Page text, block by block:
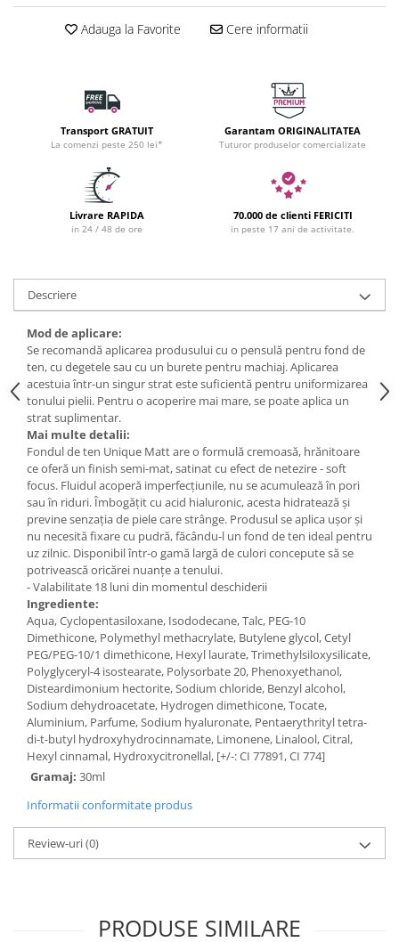
Adauga la Favorite Cere informatii
Transport GRATUIT
La comenzi peste 250 lei*
Garantam ORIGINALITATEA
Tuturor produselor comercializate
Livrare RAPIDA
in 24 / 48 de ore
70.000 de clienti FERICITI
in peste 17 ani de activitate.
Descriere
Mod de aplicare:
Se recomandă aplicarea produsului cu o pensulă pentru fond de
ten, cu degetele sau cu un burete pentru machiaj. Aplicarea
acestuia într-un singur strat este suficientă pentru uniformizarea
tonului pielii. Pentru o acoperire mai mare, se poate aplica un
strat suplimentar.
Mai multe detalii:
Fondul de ten Unique Matt are o formulă cremoasă, hrănitoare
ce oferă un finish semi-mat, satinat cu efect de netezire - soft
focus. Fluidul acoperă imperfecțiunile, nu se acumulează în pori
sau în riduri. Îmbogățit cu acid hialuronic, acesta hidratează și
previne senzația de piele care strânge. Produsul se aplica ușor și
nu necesită fixare cu pudră, făcându-l un fond de ten ideal pentru
uz zilnic. Disponibil într-o gamă largă de culori concepute să se
potrivească oricărei nuanțe a tenului.
- Valabilitate 18 luni din momentul deschiderii
Ingrediente:
Aqua, Cyclopentasiloxane, Isododecane, Talc, PEG-10
Dimethicone, Polymethyl methacrylate, Butylene glycol, Cetyl
PEG/PEG-10/1 dimethicone, Hexyl laurate, Trimethylsiloxysilicate,
Polyglyceryl-4 isostearate, Polysorbate 20, Phenoxyethanol,
Disteardimonium hectorite, Sodium chloride, Benzyl alcohol,
Sodium dehydroacetate, Hydrogen dimethicone, Tocate,
Aluminium, Parfume, Sodium hyaluronate, Pentaerythrityl tetra-
di-t-butyl hydroxyhydrocinnamate, Limonene, Linalool, Citral,
Hexyl cinnamal, Hydroxycitronellal, [+/-: CI 77891, CI 774]
Gramaj: 30ml
Informatii conformitate produs
Review-uri(0)
PRODUSE SIMILARE